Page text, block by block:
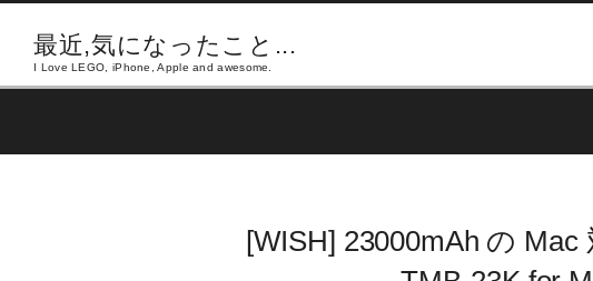
最近,気になったこと...
I Love LEGO, iPhone, Apple and awesome.
[WISH] 23000mAh の